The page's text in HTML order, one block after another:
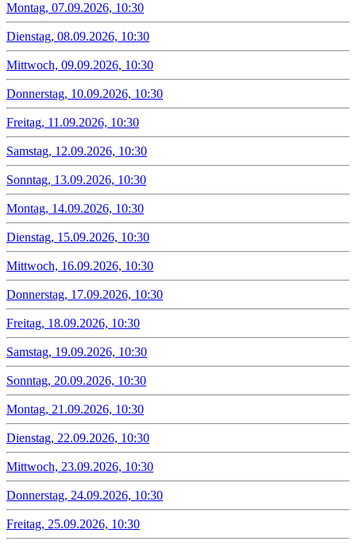
Montag, 07.09.2026, 10:30
Dienstag, 08.09.2026, 10:30
Mittwoch, 09.09.2026, 10:30
Donnerstag, 10.09.2026, 10:30
Freitag, 11.09.2026, 10:30
Samstag, 12.09.2026, 10:30
Sonntag, 13.09.2026, 10:30
Montag, 14.09.2026, 10:30
Dienstag, 15.09.2026, 10:30
Mittwoch, 16.09.2026, 10:30
Donnerstag, 17.09.2026, 10:30
Freitag, 18.09.2026, 10:30
Samstag, 19.09.2026, 10:30
Sonntag, 20.09.2026, 10:30
Montag, 21.09.2026, 10:30
Dienstag, 22.09.2026, 10:30
Mittwoch, 23.09.2026, 10:30
Donnerstag, 24.09.2026, 10:30
Freitag, 25.09.2026, 10:30